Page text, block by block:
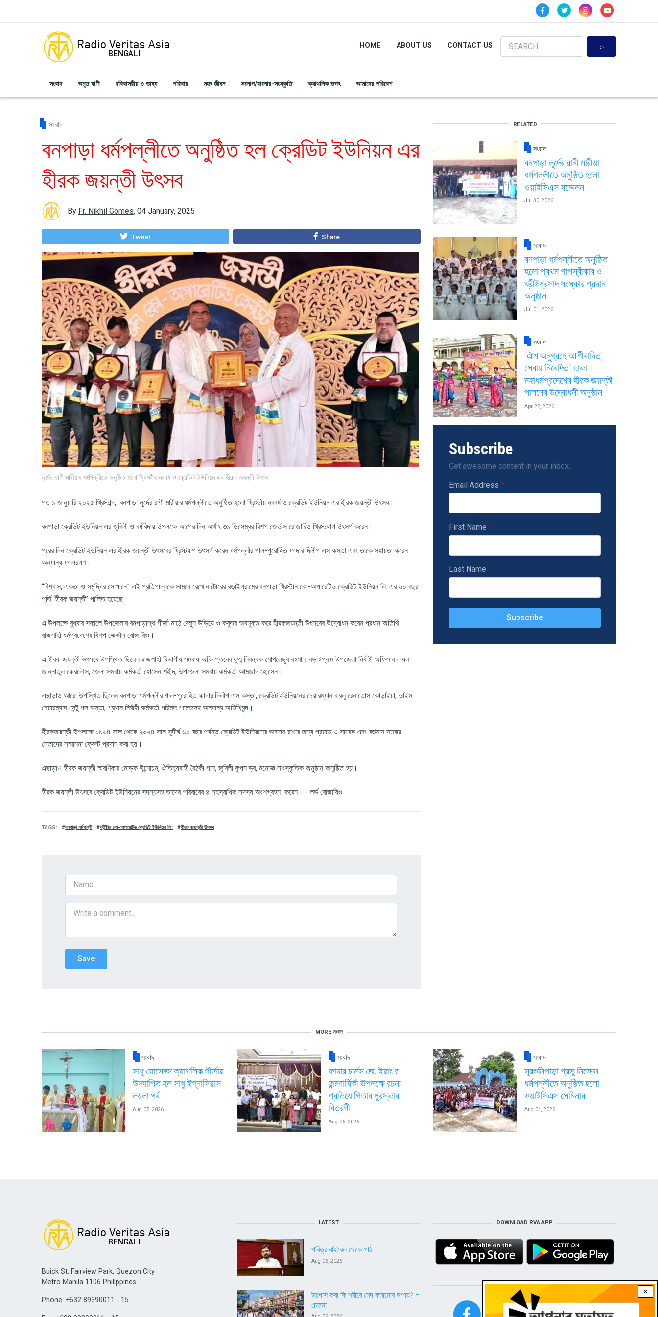
HOME ABOUT US CONTACT US Search
সংবাদ অমৃত বাণী রবিবাসরীয় ও ভাষ্য পরিবার মহৎ জীবন সংলাপ/বাংলার-সংস্কৃতি ক্যাথলিক জগৎ আমাদের পরিবেশ
সংবাদ
বনপাড়া ধর্মপল্লীতে অনুষ্ঠিত হল ক্রেডিট ইউনিয়ন এর
হীরক জয়ন্তী উৎসব
By Fr. Nikhil Gomes, 04 January, 2025
Tweet Share
লূর্দের রাণী মারীয়ার ধর্মপল্লীতে অনুষ্ঠিত হলো খ্রিস্টীয় নববর্ষ ও ক্রেডিট ইউনিয়ন এর হীরক জয়ন্তী উৎসব
গত ১ জানুয়ারি ২০২৫ খ্রিস্টাব্দ,বনপাড়া লূর্দের রাণী মারীয়ার ধর্মপল্লীতে অনুষ্ঠিত হলো খ্রিস্টীয় নববর্ষ ও ক্রেডিট ইউনিয়ন এর হীরক জয়ন্তী উৎসব।
বনপাড়া ক্রেডিট ইউনিয়ন এর জুবিলী ও বর্ষবিদায় উপলক্ষে আগের দিন অর্থাৎ ৩১ ডিসেম্বর বিশপ জের্ভাস রোজারিও খ্রিস্টযাগ উৎসর্গ করেন।
পরের দিন ক্রেডিট ইউনিয়ন এর হীরক জয়ন্তী উৎসবের খ্রিস্টযাগ উৎসর্গ করেন ধর্মপল্লীর পাল-পুরোহিত ফাদার দিলীপ এস কস্তা এবং তাকে সহায়তা করেন
অন্যান্য ফাদারগণ।
“বিশ্বাস,একতা ও সমৃদ্ধির সোপানে” এই প্রতিপাদ্যকে সামনে রেখে নাটোরের বড়াইগ্রামের বনপাড়া খ্রিস্টান কো-অপারেটিভ ক্রেডিট ইউনিয়ন লি. এর ৬০ বছর
পূর্তি ‘হীরক জয়ন্তী’ পালিত হয়েছে।
এ উপলক্ষে বুধবার সকালে উপজেলার বনপাড়াস্থ গীর্জা মাঠে বেলুন উড়িয়ে ও কবুতর অবমুক্ত করে হীরকজয়ন্তী উৎসবের উদ্বোধন করেন প্রধান অতিথি
রাজশাহী ধর্মপ্রদেশের বিশপ জের্ভাস রোজারিও।
এ হীরক জয়ন্তী উৎসবে উপস্থিত ছিলেন রাজশাহী বিভাগীয় সমবায় অধিদপ্তরের যুগ্ম নিবন্ধক মোখলেছুর রহমান,বড়াইগ্রাম উপজেলা নির্বাহী অফিসার লায়লা
জান্নাতুল ফেরদৌস,জেলা সমবায় কর্মকর্তা হোসেন শহীদ,উপজেলা সমবায় কর্মকর্তা আমজাদ হোসেন।
এছাড়াও আরো উপস্থিত ছিলেন বনপাড়া ধর্মপল্লীর পাল-পুরোহিত ফাদার দিলীপ এস কস্তা,ক্রেডিট ইউনিয়নের চেয়ারম্যান বাবলু রেনাতোস কোড়াইয়া,ভাইস
চেয়ারম্যান সেন্টু পল কস্তা,প্রধান নির্বাহী কর্মকর্তা পরিমল গমেজসহ অন্যান্য অতিথিবৃন্দ।
হীরকজয়ন্তী উপলক্ষে ১৯৬৪ সাল থেকে ২০২৪ সাল সুদীর্ঘ ৬০ বছর পর্যন্ত ক্রেডিট ইউনিয়নের অবদান রাখার জন্য প্রয়াত ও সাবেক এবং বর্তমান সমবায়
নেতাদের সম্মাননা ক্রেস্ট প্রদান করা হয়।
এছাড়াও হীরক জয়ন্তী স্মরণিকার মোড়ক উন্মোচন,ঐতিহ্যবাহী বৈঠকী গান,জুবিলী কুপন ড্র,মনোজ্ঞ সাংস্কৃতিক অনুষ্ঠান অনুষ্ঠিত হয়।
হীরক জয়ন্তী উৎসবে ক্রেডিট ইউনিয়নের সদস্যসহ তাদের পরিবারের ৪ সহস্রাধিক সদস্য অংশগ্রহন করেন। - লর্ড রোজারিও
TAGS বনপাড়া ধর্মপল্লী খ্রীষ্টান কো-অপারেটিভ ক্রেডিট ইউনিয়ন লি: হীরক জয়ন্তী উৎসব
RELATED
সংবাদ
বনপাড়া লূর্দের রানী মারীয়া
ধর্মপল্লীতে অনুষ্ঠিত হলো
ওয়াইসিএস সম্মেলন
Jul 30, 2026
সংবাদ
বনপাড়া ধর্মপল্লীতে অনুষ্ঠিত
হলো প্রথম পাপস্বীকার ও
খ্রীষ্টপ্রসাদ সংস্কার প্রদান
অনুষ্ঠান
Jul 01, 2026
সংবাদ
“ঐশ অনুগ্রহে আর্শীবাদিত,
সেবায় নিবেদিত” ঢাকা
মহাধর্মপ্রদেশের হীরক জয়ন্তী
পালনের উদ্বোধনী অনুষ্ঠান
Apr 22, 2026
Subscribe
Get awesome content in your inbox.
Email Address
First Name
Last Name
MORE সংবাদ
সংবাদ
সাধু যোসেফ্স ক্যাথলিক গীর্জায়
উদযাপিত হল সাধু ইগ্নাসিয়াস
লয়লা পর্ব
Aug 05, 2026
সংবাদ
ফাদার চার্লস জে. ইয়াং’র
জন্মবার্ষিকী উপলক্ষে রচনা
প্রতিযোগিতার পুরস্কার
বিতরণী
Aug 05, 2026
সংবাদ
সুরশুনিপাড়া প্রভু নিবেদন
ধর্মপল্লীতে অনুষ্ঠিত হলো
ওয়াইসিএস সেমিনার
Aug 04, 2026
×
Buick St. Fairview Park, Quezon City
Metro Manila 1106 Philippines
Phone: +632 89390011 - 15
LATEST
পবিত্র বাইবেল থেকে পাঠ
Aug 06, 2026
উপোস করা কি শরীরে মেদ কমানোর উপায়? –
চেতনা
DOWNLOAD RVA APP
STAY CONNECTED WITH US!